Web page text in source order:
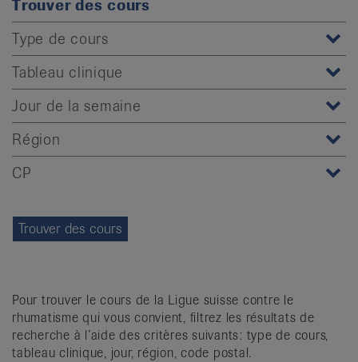
Trouver des cours
Type de cours
Tableau clinique
Jour de la semaine
Région
CP
Pour trouver le cours de la Ligue suisse contre le
rhumatisme qui vous convient, filtrez les résultats de
recherche à l’aide des critères suivants: type de cours,
tableau clinique, jour, région, code postal.